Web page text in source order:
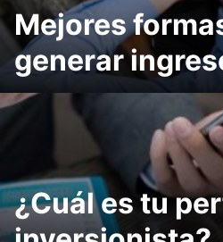
Mejores
generar
¿Cuál es tu